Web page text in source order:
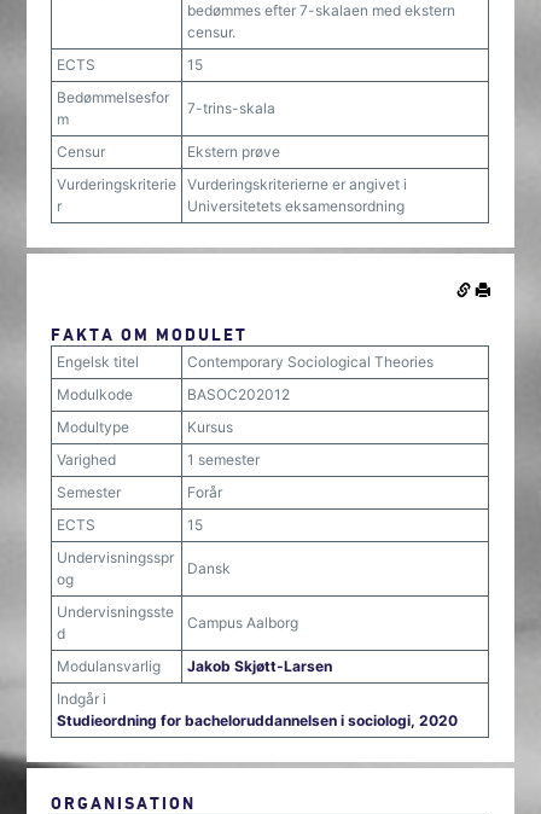
bedømmes efter 7-skalaen med ekstern
censur.
ECTS
15
Bedømmelsesfor
m
7-trins-skala
Censur
Ekstern prøve
Vurderingskriterie
r
Vurderingskriterierne er angivet i
Universitetets eksamensordning
FAKTA OM MODULET
Engelsk titel
Contemporary Sociological Theories
Modulkode
BASOC202012
Modultype
Kursus
Varighed
1 semester
Semester
Forår
ECTS
15
Undervisningsspr
og
Dansk
Undervisningsste
d
Campus Aalborg
Modulansvarlig
Jakob Skjøtt-Larsen
Indgår i
Studieordning for bacheloruddannelsen i sociologi, 2020
ORGANISATION